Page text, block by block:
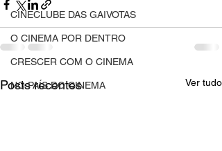
CINECLUBE DAS GAIVOTAS
O CINEMA POR DENTRO
CRESCER COM O CINEMA
NO PAÍS DO CINEMA
Posts recentes Ver tudo